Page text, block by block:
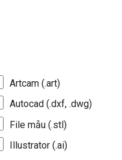
Artcam (.art)
Autocad (.dxf, .dwg)
File mẫu (.stl)
Illustrator (.ai)